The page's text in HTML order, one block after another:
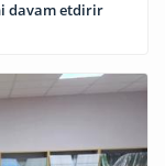
davam etdirir